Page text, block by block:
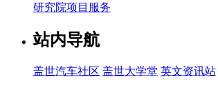
研究院项目服务
站内导航
盖世汽车社区 盖世大学堂 英文资讯站